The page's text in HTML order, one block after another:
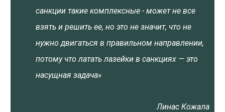
санкции такие комплексные - может не все
взять и решить ее, но это не значит, что не
нужно двигаться в правильном направлении,
потому что латать лазейки в санкциях — это
насущная задача»
Линас Кожала